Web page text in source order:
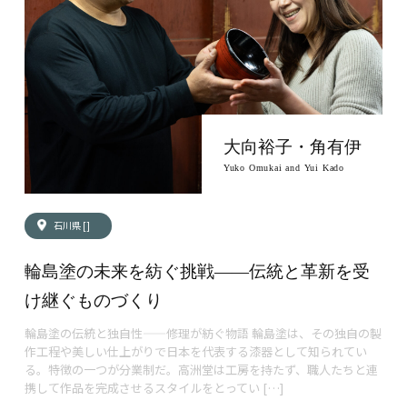
輪島塗の未来を紡ぐ挑戦——伝統と革新を受
け継ぐものづくり
輪島塗の伝統と独自性——修理が紡ぐ物語 輪島塗は、その独自の製
作工程や美しい仕上がりで日本を代表する漆器として知られてい
る。特徴の一つが分業制だ。高洲堂は工房を持たず、職人たちと連
携して作品を完成させるスタイルをとってい […]
石川県 []
大向裕子・角有伊
Yuko Omukai and Yui Kado